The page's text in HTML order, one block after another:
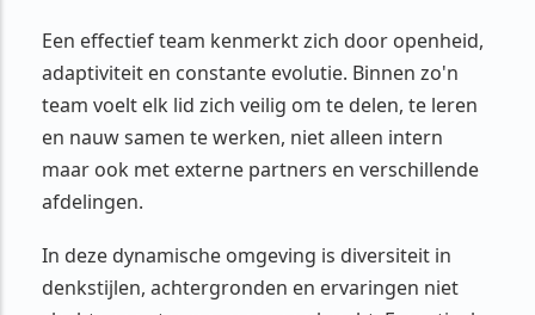
Een effectief team kenmerkt zich door openheid,
adaptiviteit en constante evolutie. Binnen zo'n
team voelt elk lid zich veilig om te delen, te leren
en nauw samen te werken, niet alleen intern
maar ook met externe partners en verschillende
afdelingen.
In deze dynamische omgeving is diversiteit in
denkstijlen, achtergronden en ervaringen niet